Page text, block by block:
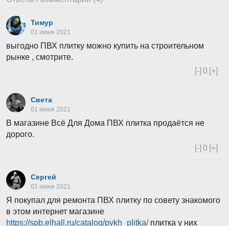
Тимур
01 июня 2021
выгодно ПВХ плитку можно купить на строительном
рынке , смотрите.
[-] 0 [+]
Света
01 июня 2021
В магазине Всё Для Дома ПВХ плитка продаётся не
дорого.
[-] 0 [+]
Сергей
01 июня 2021
Я покупал для ремонта ПВХ плитку по совету знакомого
в этом интернет магазине
https://spb.elhall.ru/catalog/pvkh_plitka/плитка у них